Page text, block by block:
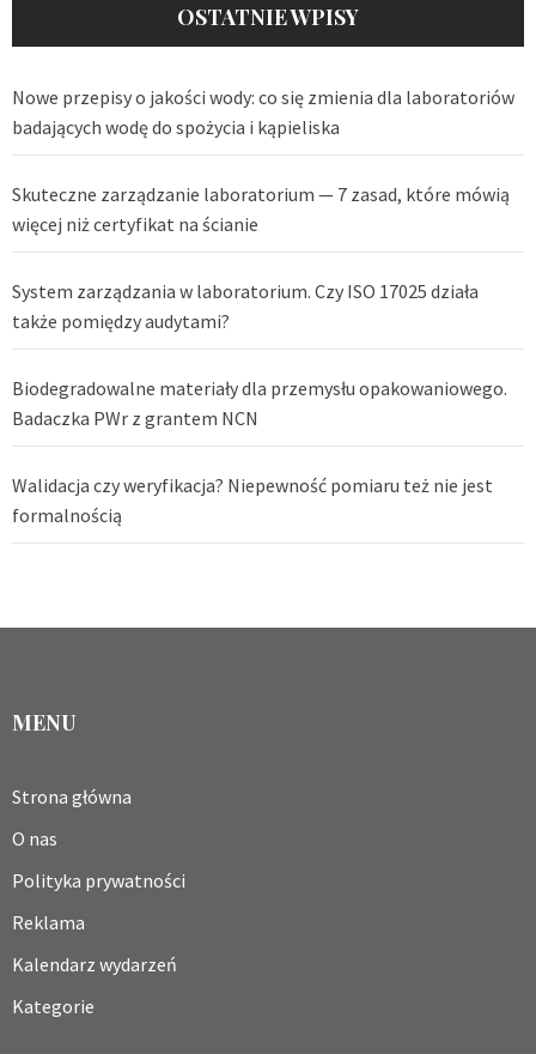
OSTATNIE WPISY
Nowe przepisy o jakości wody: co się zmienia dla laboratoriów
badających wodę do spożycia i kąpieliska
Skuteczne zarządzanie laboratorium — 7 zasad, które mówią
więcej niż certyfikat na ścianie
System zarządzania w laboratorium. Czy ISO 17025 działa
także pomiędzy audytami?
Biodegradowalne materiały dla przemysłu opakowaniowego.
Badaczka PWr z grantem NCN
Walidacja czy weryfikacja? Niepewność pomiaru też nie jest
formalnością
MENU
Strona główna
O nas
Polityka prywatności
Reklama
Kalendarz wydarzeń
Kategorie